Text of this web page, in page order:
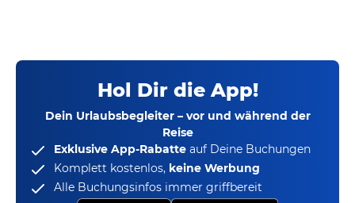
Hol Dir die App!
Dein Urlaubsbegleiter – vor und während der
Reise
Exklusive App-Rabatte auf Deine Buchungen
Komplett kostenlos, keine Werbung
Alle Buchungsinfos immer griffbereit